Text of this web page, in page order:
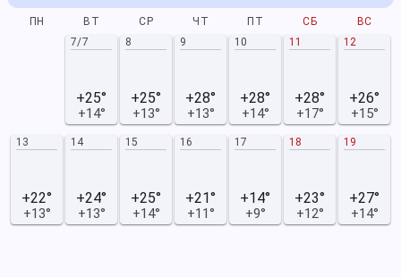
ПН ВТ СР ЧТ ПТ СБ
ВС
7/7
+25°
+14°
8
+25°
+13°
9
+28°
+13°
10
+28°
+14°
11
+28°
+17°
12
+26°
+15°
13
+22°
+13°
14
+24°
+13°
15
+25°
+14°
16
+21°
+11°
17
+14°
+9°
18
+23°
+12°
19
+27°
+14°